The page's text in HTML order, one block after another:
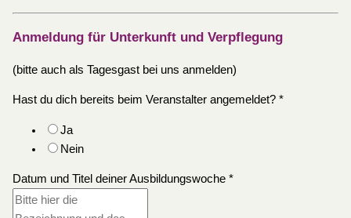
Anmeldung für Unterkunft und Verpflegung
(bitte auch als Tagesgast bei uns anmelden)
Hast du dich bereits beim Veranstalter angemeldet? *
Ja
Nein
Datum und Titel deiner Ausbildungswoche *